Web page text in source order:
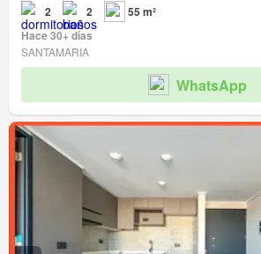
2 2
55 m²
Hace 30+ días
SANTAMARIA
WhatsApp